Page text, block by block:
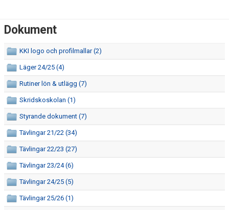
BILDGALLERI
DOKUMENT
LÄGER
TÄVLING
SKRIDSKOSLIPNING
Dokument
KKI logo och profilmallar (2)
Läger 24/25 (4)
Rutiner lön & utlägg (7)
Skridskoskolan (1)
Styrande dokument (7)
Tävlingar 21/22 (34)
Tävlingar 22/23 (27)
Tävlingar 23/24 (6)
Tävlingar 24/25 (5)
Tävlingar 25/26 (1)